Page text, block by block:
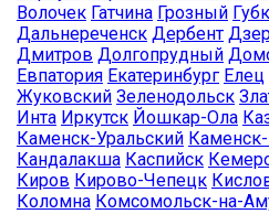
Волочек Гатчина Грозный
Дальнереченск Дербент
Дмитров Долгопрудный
Евпатория Екатеринбург Елец
Жуковский Зеленодольск
Инта Иркутск Йошкар-Ола
Каменск-Уральский
Кандалакша Каспийск
Киров Кирово-Чепецк
Коломна Комсомольск-на-